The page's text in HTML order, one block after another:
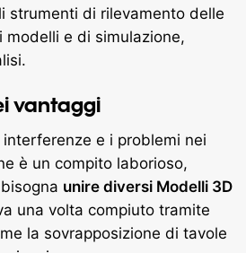
strumenti di rilevamento delle
modelli e di simulazione,
vantaggi
e i problemi nei
è un compito laborioso,
unire diversi Modelli 3D
una volta compiuto tramite
la sovrapposizione di tavole